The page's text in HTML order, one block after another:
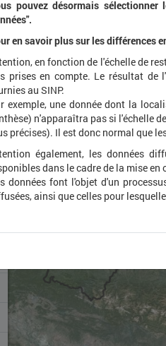
pouvez désormais
en savoir plus sur les différences
en fonction de l'échelle de
prises en compte. Le résultat de
au SINP.
exemple, une donnée dont la
n'apparaîtra pas si l'échelle
précises). Il est donc normal que
également, les données
dans le cadre de la mise en
données font l'objet d'un
ainsi que celles pour